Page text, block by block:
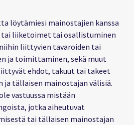
löytämiesi mainostajien kanssa
tai liiketoimet tai osallistuminen
liittyvien tavaroiden tai
ja toimittaminen, sekä muut
ehdot, takuut tai takeet
ja tällaisen mainostajan välisiä.
vastuussa mistään
jotka aiheutuvat
tai tällaisen mainostajan